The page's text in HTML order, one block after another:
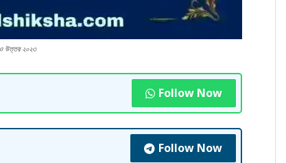
উত্তর ২০২৩
Follow Now
Follow Now